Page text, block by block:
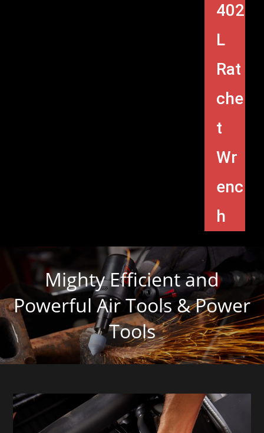
402
L
Rat
che
t
Wr
enc
h
Mighty Efficient and
Powerful Air Tools & Power
Tools